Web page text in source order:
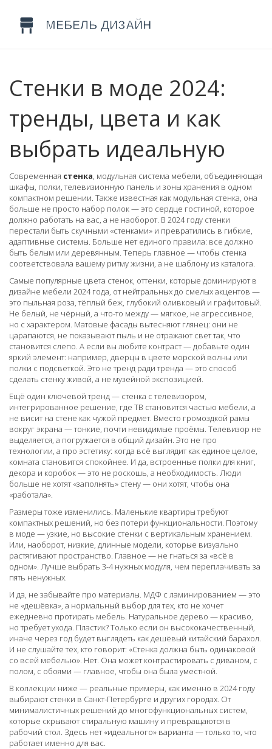
Стенки в моде 2024:
тренды, цвета и как
выбрать идеальную
Современная стенка, модульная система мебели, объединяющая
шкафы, полки, телевизионную панель и зоны хранения в одном
компактном решении. Также известная как модульная стенка, она
больше не просто набор полок — это сердце гостиной, которое
должно работать на вас, а не наоборот. В 2024 году стенки
перестали быть скучными «стенками» и превратились в гибкие,
адаптивные системы. Больше нет единого правила: все должно
быть белым или деревянным. Теперь главное — чтобы стенка
соответствовала вашему ритму жизни, а не шаблону из каталога.
Самые популярные цвета стенок, оттенки, которые доминируют в
дизайне мебели 2024 года, от нейтральных до смелых акцентов —
это пыльная роза, тёплый беж, глубокий оливковый и графитовый.
Не белый, не чёрный, а что-то между — мягкое, не агрессивное,
но с характером. Матовые фасады вытесняют глянец: они не
царапаются, не показывают пыль и не отражают свет так, что
становится слепо. А если вы любите контраст — добавьте один
яркий элемент: например, дверцы в цвете морской волны или
полки с подсветкой. Это не тренд ради тренда — это способ
сделать стенку живой, а не музейной экспозицией.
Ещё один ключевой тренд — стенка с телевизором,
интегрированное решение, где ТВ становится частью мебели, а
не висит на стене как чужой предмет. Вместо громоздкой рамы
вокруг экрана — тонкие, почти невидимые проёмы. Телевизор не
выделяется, а погружается в общий дизайн. Это не про
технологии, а про эстетику: когда всё выглядит как единое целое,
комната становится спокойнее. И да, встроенные полки для книг,
декора и коробок — это не роскошь, а необходимость. Люди
больше не хотят «заполнять» стену — они хотят, чтобы она
«работала».
Размеры тоже изменились. Маленькие квартиры требуют
компактных решений, но без потери функциональности. Поэтому
в моде — узкие, но высокие стенки с вертикальным хранением.
Или, наоборот, низкие, длинные модели, которые визуально
растягивают пространство. Главное — не гнаться за «всё в
одном». Лучше выбрать 3-4 нужных модуля, чем переплачивать за
пять ненужных.
И да, не забывайте про материалы. МДФ с ламинированием — это
не «дешёвка», а нормальный выбор для тех, кто не хочет
ежедневно протирать мебель. Натуральное дерево — красиво,
но требует ухода. Пластик? Только если он высококачественный,
иначе через год будет выглядеть как дешёвый китайский барахол.
И не слушайте тех, кто говорит: «Стенка должна быть одинаковой
со всей мебелью». Нет. Она может контрастировать с диваном, с
полом, с обоями — главное, чтобы она была уместной.
В коллекции ниже — реальные примеры, как именно в 2024 году
выбирают стенки в Санкт-Петербурге и других городах. От
минималистичных решений до многофункциональных систем,
которые скрывают стиральную машину и превращаются в
рабочий стол. Здесь нет «идеального» варианта — только то, что
работает именно для вас.